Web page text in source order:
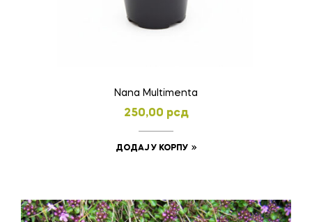
Nana Multimenta
250,00 рсд
ДОДАЈ У КОРПУ